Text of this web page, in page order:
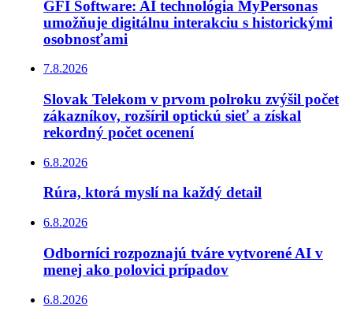
GFI Software: AI technológia MyPersonas
umožňuje digitálnu interakciu s historickými
osobnosťami
7.8.2026
Slovak Telekom v prvom polroku zvýšil počet
zákazníkov, rozšíril optickú sieť a získal
rekordný počet ocenení
6.8.2026
Rúra, ktorá myslí na každý detail
6.8.2026
Odborníci rozpoznajú tváre vytvorené AI v
menej ako polovici prípadov
6.8.2026